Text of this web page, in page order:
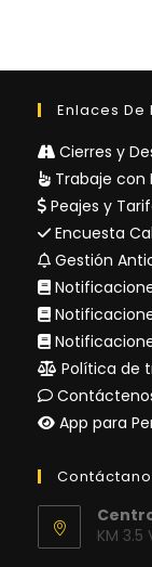
Enlaces De
Cierres y
Trabaje con
Peajes y
Encuesta
Gestión
Política de
App para
KM